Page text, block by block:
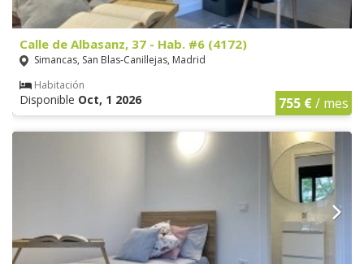
Calle de Albasanz, 37 - Hab. #6 (4172)
Simancas, San Blas-Canillejas, Madrid
Habitación
Disponible Oct, 1 2026 755 €/ mes